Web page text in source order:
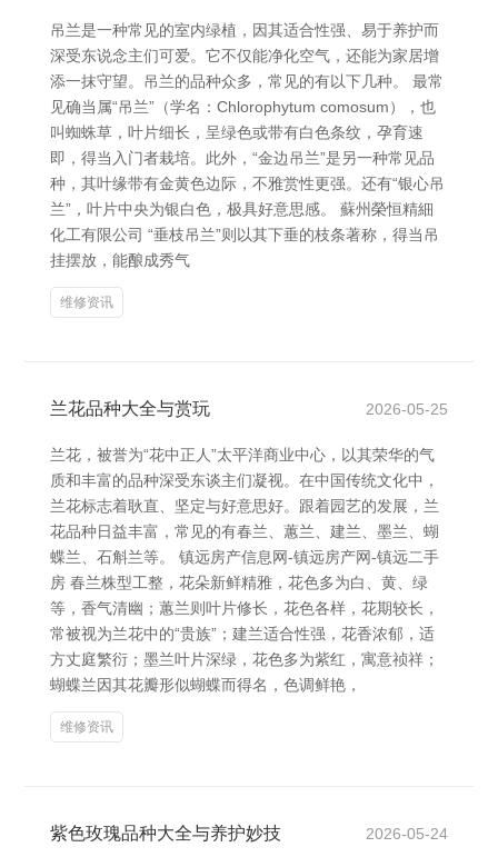
吊兰是一种常见的室内绿植，因其适合性强、易于养护而
深受东说念主们可爱。它不仅能净化空气，还能为家居增
添一抹守望。吊兰的品种众多，常见的有以下几种。 最常
见确当属“吊兰”（学名：Chlorophytum comosum），也
叫蜘蛛草，叶片细长，呈绿色或带有白色条纹，孕育速
即，得当入门者栽培。此外，“金边吊兰”是另一种常见品
种，其叶缘带有金黄色边际，不雅赏性更强。还有“银心吊
兰”，叶片中央为银白色，极具好意思感。 蘇州榮恒精細
化工有限公司 “垂枝吊兰”则以其下垂的枝条著称，得当吊
挂摆放，能酿成秀气
维修资讯
兰花品种大全与赏玩 2026-05-25
兰花，被誉为“花中正人”太平洋商业中心，以其荣华的气
质和丰富的品种深受东谈主们凝视。在中国传统文化中，
兰花标志着耿直、坚定与好意思好。跟着园艺的发展，兰
花品种日益丰富，常见的有春兰、蕙兰、建兰、墨兰、蝴
蝶兰、石斛兰等。 镇远房产信息网-镇远房产网-镇远二手
房 春兰株型工整，花朵新鲜精雅，花色多为白、黄、绿
等，香气清幽；蕙兰则叶片修长，花色各样，花期较长，
常被视为兰花中的“贵族”；建兰适合性强，花香浓郁，适
方丈庭繁衍；墨兰叶片深绿，花色多为紫红，寓意祯祥；
蝴蝶兰因其花瓣形似蝴蝶而得名，色调鲜艳，
维修资讯
紫色玫瑰品种大全与养护妙技 2026-05-24